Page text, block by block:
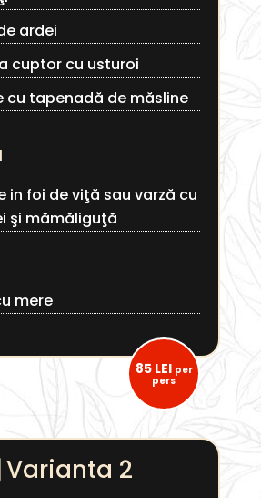
ardei
cuptor cu usturoi
cu tapenadă de măsline
in foi de viţă sau varză cu
şi mămăliguţă
mere
85 LEI per
pers
Varianta 2